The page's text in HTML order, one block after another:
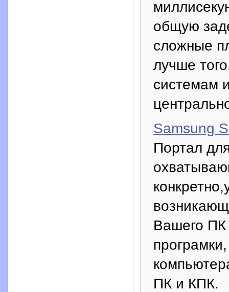
общую
сложные
лучше
системам
Samsung
Портал
Вашего ПК
ПК и КПК.